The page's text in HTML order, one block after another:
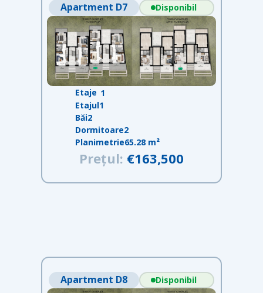
Apartment D7 Disponibil
Etaje 1
Etajul1
Băi2
Dormitoare2
Planimetrie65.28 m²
Prețul: €163,500
Apartment D8 Disponibil